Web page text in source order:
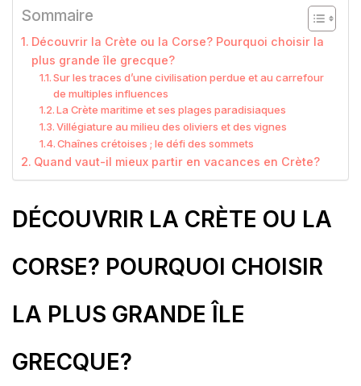
Sommaire
Découvrir la Crète ou la Corse? Pourquoi choisir la
plus grande île grecque?
Sur les traces d’une civilisation perdue et au carrefour
de multiples influences
La Crète maritime et ses plages paradisiaques
Villégiature au milieu des oliviers et des vignes
Chaînes crétoises ; le défi des sommets
Quand vaut-il mieux partir en vacances en Crète?
DÉCOUVRIR LA CRÈTE OU LA
CORSE? POURQUOI CHOISIR
LA PLUS GRANDE ÎLE
GRECQUE?